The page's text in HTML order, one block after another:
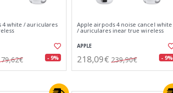
4 white / auriculares
- 9%
Apple airpods 4 noise cancel white
/ auriculares inear true wireless
APPLE
218,09€ 239,90€ - 9%